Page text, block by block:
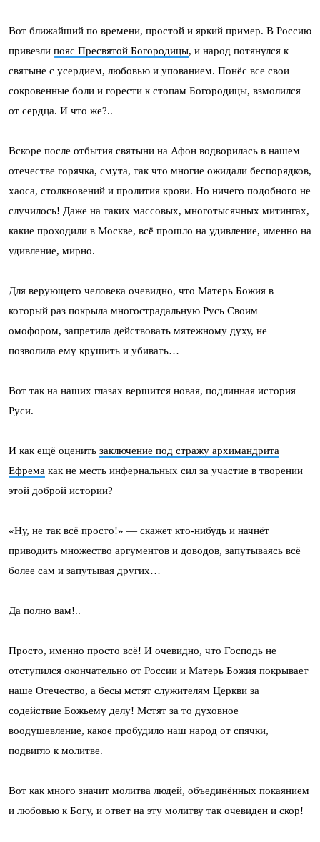
Вот ближайший по времени, простой и яркий пример. В Россию
привезли пояс Пресвятой Богородицы, и народ потянулся к
святыне с усердием, любовью и упованием. Понёс все свои
сокровенные боли и горести к стопам Богородицы, взмолился
от сердца. И что же?..
Вскоре после отбытия святыни на Афон водворилась в нашем
отечестве горячка, смута, так что многие ожидали беспорядков,
хаоса, столкновений и пролития крови. Но ничего подобного не
случилось! Даже на таких массовых, многотысячных митингах,
какие проходили в Москве, всё прошло на удивление, именно на
удивление, мирно.
Для верующего человека очевидно, что Матерь Божия в
который раз покрыла многострадальную Русь Своим
омофором, запретила действовать мятежному духу, не
позволила ему крушить и убивать…
Вот так на наших глазах вершится новая, подлинная история
Руси.
И как ещё оценить заключение под стражу архимандрита
Ефрема как не месть инфернальных сил за участие в творении
этой доброй истории?
«Ну, не так всё просто!» — скажет кто-нибудь и начнёт
приводить множество аргументов и доводов, запутываясь всё
более сам и запутывая других…
Да полно вам!..
Просто, именно просто всё! И очевидно, что Господь не
отступился окончательно от России и Матерь Божия покрывает
наше Отечество, а бесы мстят служителям Церкви за
содействие Божьему делу! Мстят за то духовное
воодушевление, какое пробудило наш народ от спячки,
подвигло к молитве.
Вот как много значит молитва людей, объединённых покаянием
и любовью к Богу, и ответ на эту молитву так очевиден и скор!